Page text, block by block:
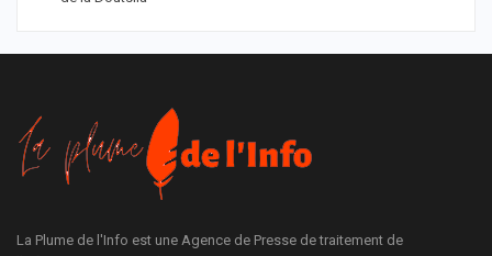
La Plume de l'Info est une Agence de Presse de traitement de